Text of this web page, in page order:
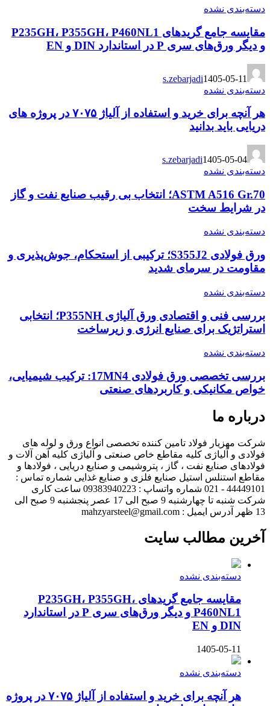
دسته‌بندی نشده
مقایسه جامع گریدهای P235GH، P355GH، P460NL1
و دیگر ورق‌های سری P در استاندارد DIN و EN
s.zebarjadi1405-05-11
دسته‌بندی نشده
هر آنچه برای خرید و استفاده از آلیاژ ۷۰۷۵ در پروژه های
دریایی باید بدانید
s.zebarjadi1405-05-04
دسته‌بندی نشده
ASTM A516 Gr.70؛ انتخاب بی رقیب صنایع نفت و گاز
در شرایط سخت
دسته‌بندی نشده
ورق فولادی S355J2؛ ترکیبی از استحکام، جوش‌پذیری و
مقاومت در سرمای شدید
دسته‌بندی نشده
بررسی فنی و اقتصادی ورق آلیاژی P355NH؛ انتخابی
استراتژیک برای صنایع انرژی و زیرساخت
دسته‌بندی نشده
بررسی تخصصی ورق فولادی 17MN4: ترکیب شیمیایی،
خواص مکانیکی و کاربردهای صنعتی
درباره ما
شرکت مهزیار فولاد تامین کننده تخصصی انواع ورق و لوله های
فولادی و آلیاژی کلیه مقاطع خاص صنعتی و آلیاژی کلیه آهن آلات و
فولادهای صنایع نفت ، گاز ، پتروشیمی و صنایع دریایی ، فولادها و
مقاطع استنلس استیل صنایع فلزی و صنایع غذایی شماره تماس :
44449101 - 021 شماره واتساپ : 09383940223 ساعت کاری
شرکت شنبه تا چهارشنبه 9 صبح الی 17 عصر پنجشنبه 9 صبح الی
13 ظهر آدرس ایمیل : mahzyarsteel@gmail.com
آخرین مطالب سایت
دسته‌بندی نشده
مقایسه جامع گریدهای P235GH، P355GH،
P460NL1 و دیگر ورق‌های سری P در استاندارد
DIN و EN
1405-05-11
دسته‌بندی نشده
هر آنچه برای خرید و استفاده از آلیاژ ۷۰۷۵ در پروژه